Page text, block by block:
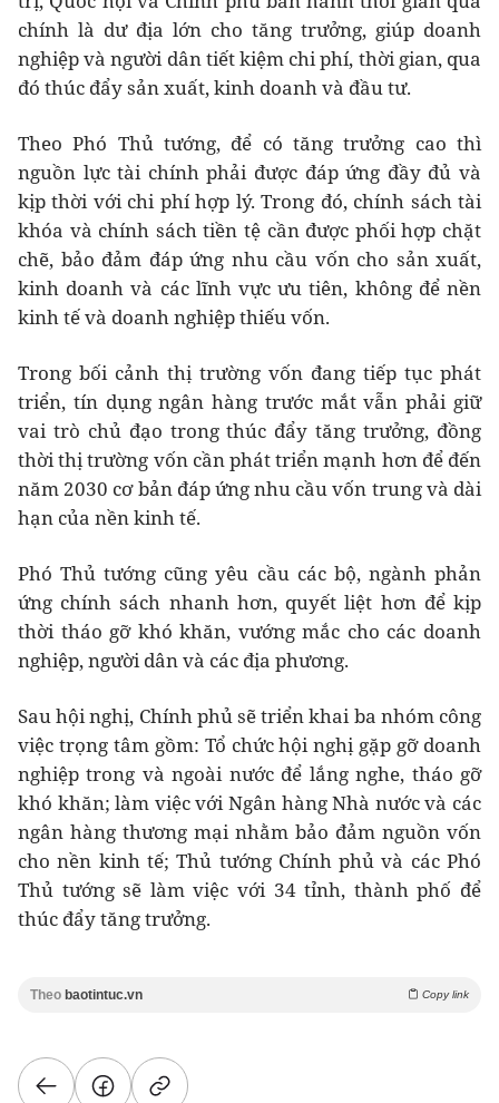
chính là dư địa lớn cho tăng trưởng, giúp doanh
nghiệp và người dân tiết kiệm chi phí, thời gian, qua
đó thúc đẩy sản xuất, kinh doanh và đầu tư.
Theo Phó Thủ tướng, để có tăng trưởng cao thì
nguồn lực tài chính phải được đáp ứng đầy đủ và
kịp thời với chi phí hợp lý. Trong đó, chính sách tài
khóa và chính sách tiền tệ cần được phối hợp chặt
chẽ, bảo đảm đáp ứng nhu cầu vốn cho sản xuất,
kinh doanh và các lĩnh vực ưu tiên, không để nền
kinh tế và doanh nghiệp thiếu vốn.
Trong bối cảnh thị trường vốn đang tiếp tục phát
triển, tín dụng ngân hàng trước mắt vẫn phải giữ
vai trò chủ đạo trong thúc đẩy tăng trưởng, đồng
thời thị trường vốn cần phát triển mạnh hơn để đến
năm 2030 cơ bản đáp ứng nhu cầu vốn trung và dài
hạn của nền kinh tế.
Phó Thủ tướng cũng yêu cầu các bộ, ngành phản
ứng chính sách nhanh hơn, quyết liệt hơn để kịp
thời tháo gỡ khó khăn, vướng mắc cho các doanh
nghiệp, người dân và các địa phương.
Sau hội nghị, Chính phủ sẽ triển khai ba nhóm công
việc trọng tâm gồm: Tổ chức hội nghị gặp gỡ doanh
nghiệp trong và ngoài nước để lắng nghe, tháo gỡ
khó khăn; làm việc với Ngân hàng Nhà nước và các
ngân hàng thương mại nhằm bảo đảm nguồn vốn
cho nền kinh tế; Thủ tướng Chính phủ và các Phó
Thủ tướng sẽ làm việc với 34 tỉnh, thành phố để
thúc đẩy tăng trưởng.
Theo baotintuc.vn Copy link